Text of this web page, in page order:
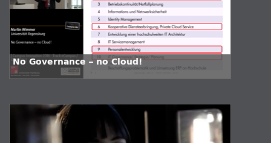
No Governance – no Cloud!